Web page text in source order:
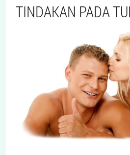
TINDAKAN PADA